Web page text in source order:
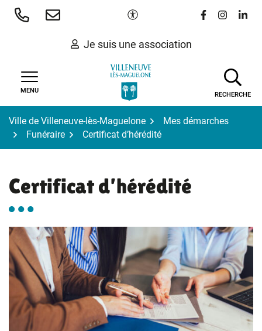
Aller
Paramètres d'accessibilité
Lien vers le
Lien vers
Lien
Je suis une association
MENU
RECHERCHE
Ville de Villeneuve-lès-Maguelone
Mes démarches
Funéraire
Certificat d’hérédité
Certificat d’hérédité